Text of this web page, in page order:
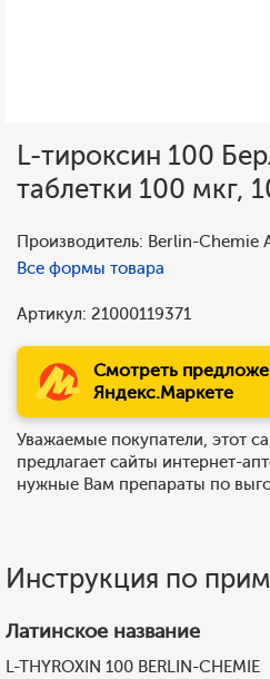
L-тироксин 100
таблетки 100 мкг,
Производитель: Berlin-Chemie
Все формы товара
Артикул: 21000119371
Смотреть
Яндекс.Маркете
Уважаемые покупатели, этот
предлагает сайты интернет-
нужные Вам препараты по
Инструкция по
Латинское название
L-THYROXIN 100 BERLIN-CHEMIE